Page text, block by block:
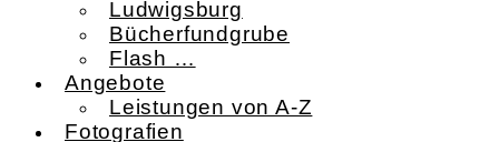
Ludwigsburg
Bücherfundgrube
Flash …
Angebote
Leistungen von A-Z
Fotografien